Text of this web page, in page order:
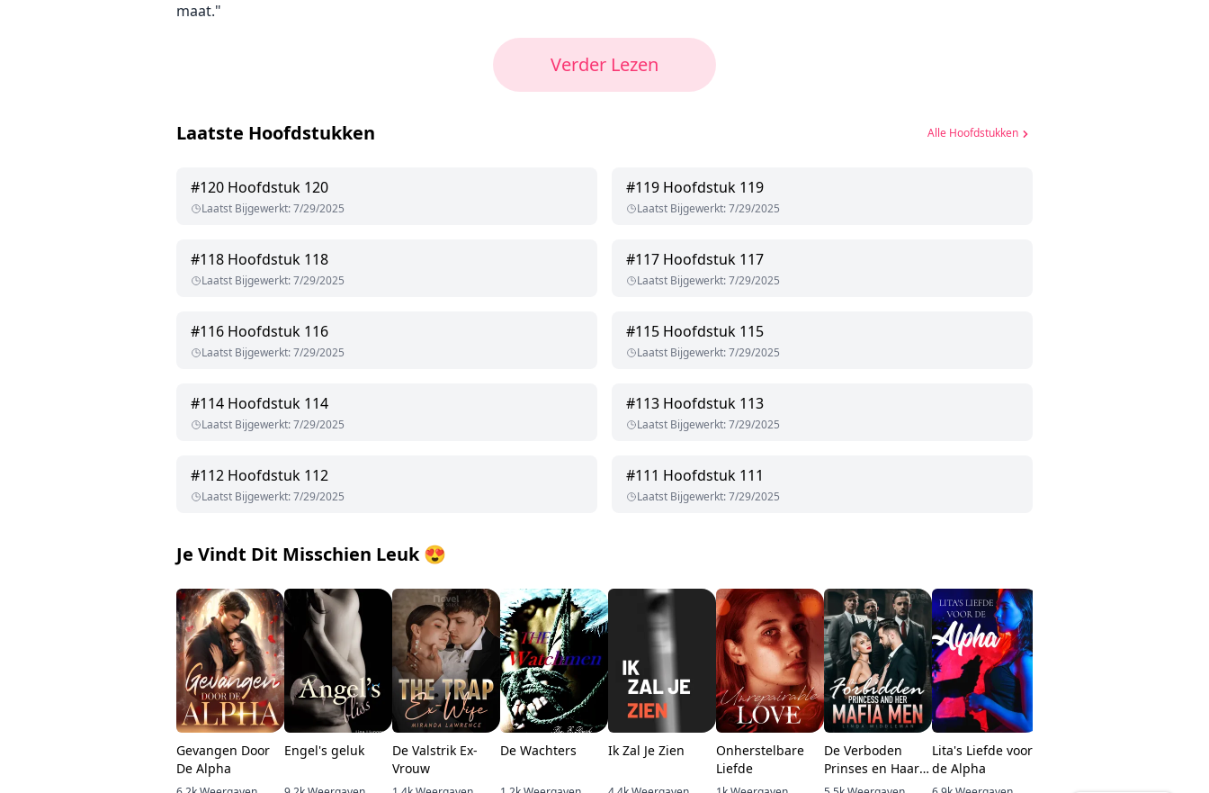
maat."
Verder Lezen
Laatste Hoofdstukken Alle Hoofdstukken
#120 Hoofdstuk 120
Laatst Bijgewerkt:7/29/2025
#119 Hoofdstuk 119
Laatst Bijgewerkt:7/29/2025
#118 Hoofdstuk 118
Laatst Bijgewerkt:7/29/2025
#117 Hoofdstuk 117
Laatst Bijgewerkt:7/29/2025
#116 Hoofdstuk 116
Laatst Bijgewerkt:7/29/2025
#115 Hoofdstuk 115
Laatst Bijgewerkt:7/29/2025
#114 Hoofdstuk 114
Laatst Bijgewerkt:7/29/2025
#113 Hoofdstuk 113
Laatst Bijgewerkt:7/29/2025
#112 Hoofdstuk 112
Laatst Bijgewerkt:7/29/2025
#111 Hoofdstuk 111
Laatst Bijgewerkt:7/29/2025
Je Vindt Dit Misschien Leuk😍
Gevangen Door
De Alpha
Engel's geluk
De Valstrik Ex-
Vrouw
De Wachters Ik Zal Je Zien
Onherstelbare
Liefde
De Verboden
Prinses en Haar
Mafia Mannen
Lita's Liefde voor
de Alpha